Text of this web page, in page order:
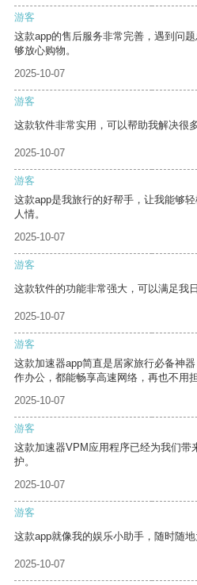
游客
这款app的售后服务非常完善，遇到问
够放心购物。
2025-10-07
游客
这款软件非常实用，可以帮助我解决很多
2025-10-07
游客
这款app是我旅行的好帮手，让我能够
人情。
2025-10-07
游客
这款软件的功能非常强大，可以满足我
2025-10-07
游客
这款加速器app简直是居家旅行必备神
作办公，都能畅享高速网络，再也不用
2025-10-07
游客
这款加速器VPM应用程序已经为我们带
护。
2025-10-07
游客
这款app就像我的娱乐小助手，随时随地
2025-10-07